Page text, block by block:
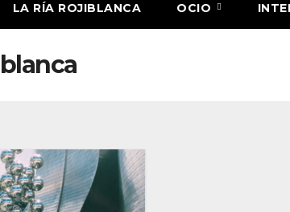
LA RÍA ROJIBLANCA OCIO